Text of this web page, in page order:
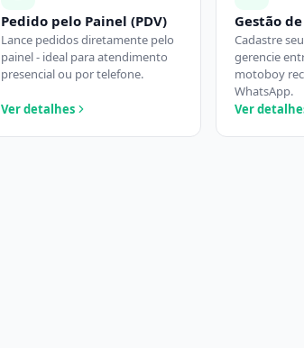
Pedido pelo Painel (PDV)
Lance pedidos diretamente pelo
painel - ideal para atendimento
presencial ou por telefone.
Ver detalhes
Gestão
Cadastre
gerencie
motoboy
WhatsApp.
Ver